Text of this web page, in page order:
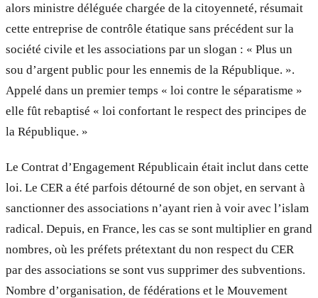
alors ministre déléguée chargée de la citoyenneté, résumait
cette entreprise de contrôle étatique sans précédent sur la
société civile et les associations par un slogan : « Plus un
sou d’argent public pour les ennemis de la République. ».
Appelé dans un premier temps « loi contre le séparatisme »
elle fût rebaptisé « loi confortant le respect des principes de
la République. »
Le Contrat d’Engagement Républicain était inclut dans cette
loi. Le CER a été parfois détourné de son objet, en servant à
sanctionner des associations n’ayant rien à voir avec l’islam
radical. Depuis, en France, les cas se sont multiplier en grand
nombres, où les préfets prétextant du non respect du CER
par des associations se sont vus supprimer des subventions.
Nombre d’organisation, de fédérations et le Mouvement